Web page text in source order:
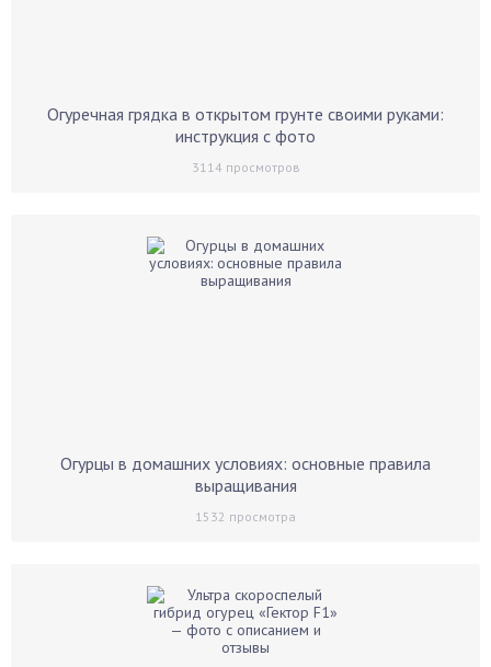
Огуречная грядка в открытом грунте своими руками:
инструкция с фото
3114 просмотров
Огурцы в домашних условиях: основные правила
выращивания
1532 просмотра